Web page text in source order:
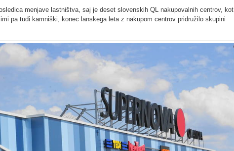
menjave lastništva, saj je deset slovenskih QL nakupovalnih centrov, kot
pa tudi kamniški, konec lanskega leta z nakupom centrov pridružilo skupini